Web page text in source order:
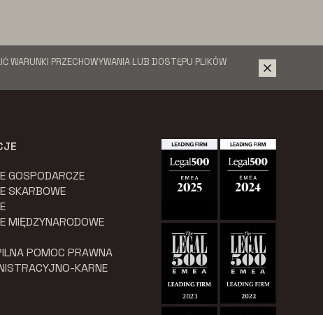
WARUNKI PRZECHOWYWANIA LUB DOSTĘPU PLIKÓW
GOSPODARCZE
SKARBOWE
MIĘDZYNARODOWE
POMOC PRAWNA
KARNE